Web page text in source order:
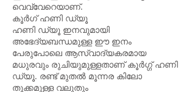
വെവ്വേറെയാണ്.
കൂർഗ് ഹണി ഡ്യൂ
ഹണി ഡ്യൂ ഇനവുമായി
അഭേദ്യബന്ധമുള്ള ഈ ഇനം
പേരുപോലെ ആസ്വാദ്യകരമായ
മധുരവും രുചിയുമുള്ളതാണ് കൂർഗ്ഗ് ഹണി
ഡ്യൂ. രണ്ട് മുതൽ മൂന്നര കിലോ
തൂക്കമുള്ള വലുതും